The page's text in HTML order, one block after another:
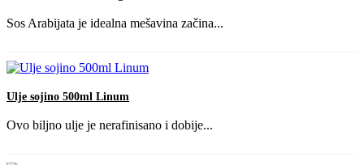
Sos Arabijata je idealna mešavina začina...
Ulje sojino 500ml Linum
Ovo biljno ulje je nerafinisano i dobije...